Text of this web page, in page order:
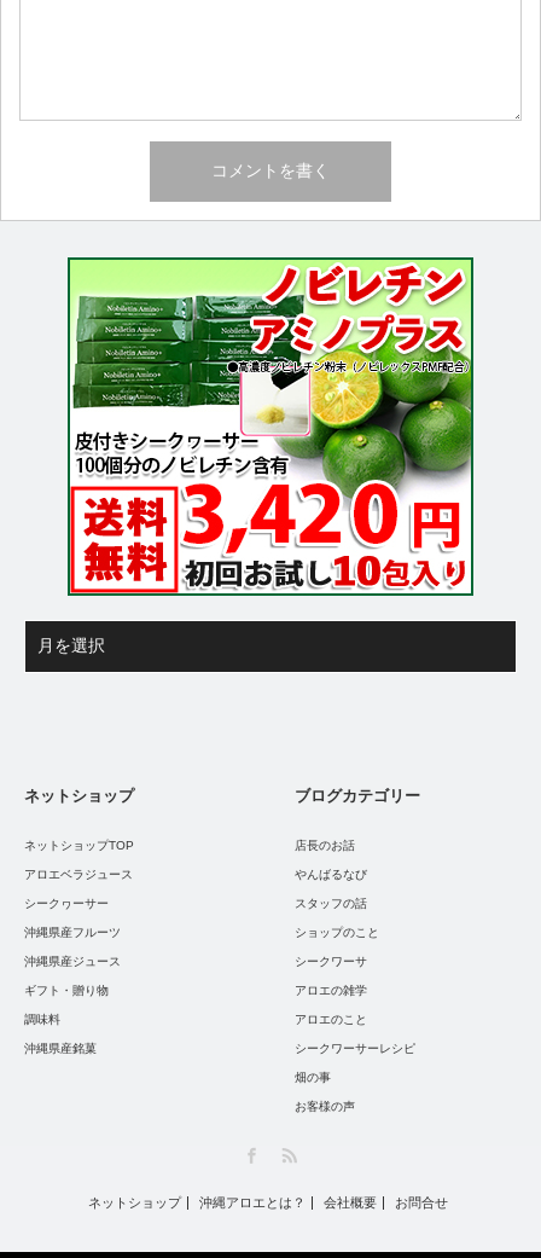
ネットショップ
ネットショップTOP
アロエベラジュース
シークヮーサー
沖縄県産フルーツ
沖縄県産ジュース
ギフト・贈り物
調味料
沖縄県産銘菓
ブログカテゴリー
店長のお話
やんばるなび
スタッフの話
ショップのこと
シークワーサ
アロエの雑学
アロエのこと
シークワーサーレシピ
畑の事
お客様の声
ネットショップ 沖縄アロエとは？ 会社概要 お問合せ